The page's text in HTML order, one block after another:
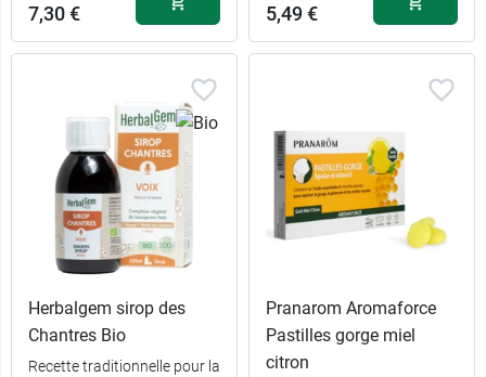
7,30 € 5,49 €
Herbalgem sirop des
Chantres Bio
Recette traditionnelle pour la
Pranarom Aromaforce
Pastilles gorge miel
citron